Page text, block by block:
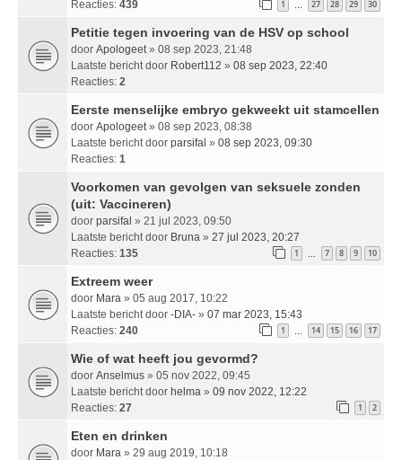
Reacties: 439 1 … 27 28 29 30
Petitie tegen invoering van de HSV op school
door Apologeet » 08 sep 2023, 21:48
Laatste bericht door Robert112 » 08 sep 2023, 22:40
Reacties: 2
Eerste menselijke embryo gekweekt uit stamcellen
door Apologeet » 08 sep 2023, 08:38
Laatste bericht door parsifal » 08 sep 2023, 09:30
Reacties: 1
Voorkomen van gevolgen van seksuele zonden
(uit: Vaccineren)
door parsifal » 21 jul 2023, 09:50
Laatste bericht door Bruna » 27 jul 2023, 20:27
Reacties: 135 1 … 7 8 9 10
Extreem weer
door Mara » 05 aug 2017, 10:22
Laatste bericht door -DIA- » 07 mar 2023, 15:43
Reacties: 240 1 … 14 15 16 17
Wie of wat heeft jou gevormd?
door Anselmus » 05 nov 2022, 09:45
Laatste bericht door helma » 09 nov 2022, 12:22
Reacties: 27 1 2
Eten en drinken
door Mara » 29 aug 2019, 10:18